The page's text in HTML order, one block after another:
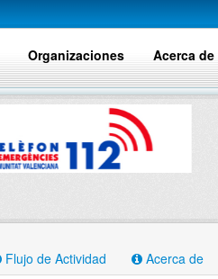
Organizaciones Acerca de
Flujo de Actividad Acerca de